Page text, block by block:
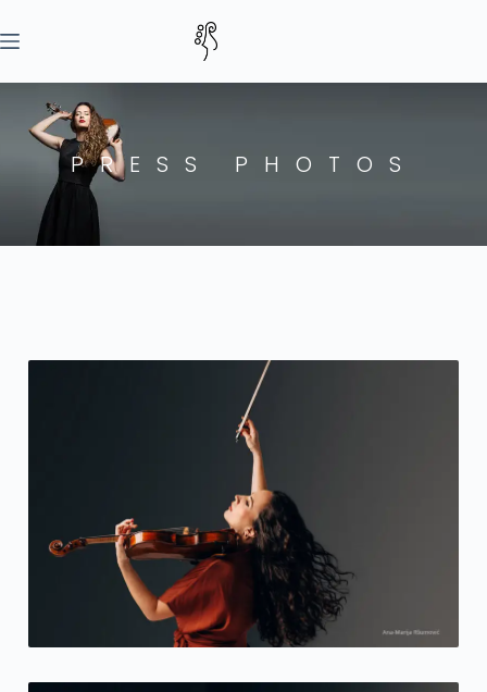
PRESS PHOTOS